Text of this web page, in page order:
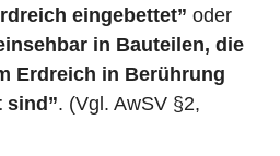
eingebettet” oder
in Bauteilen, die
Erdreich in Berührung
sind”. (Vgl. AwSV §2,